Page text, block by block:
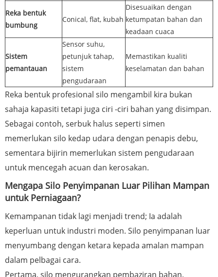
Reka bentuk
bumbung
Conical, flat, kubah
Disesuaikan dengan
ketumpatan bahan dan
keadaan cuaca
Sistem
pemantauan
Sensor suhu,
petunjuk tahap,
sistem
pengudaraan
Memastikan kualiti
keselamatan dan bahan
Reka bentuk profesional silo mengambil kira bukan
sahaja kapasiti tetapi juga ciri -ciri bahan yang disimpan.
Sebagai contoh, serbuk halus seperti simen
memerlukan silo kedap udara dengan penapis debu,
sementara bijirin memerlukan sistem pengudaraan
untuk mencegah acuan dan kerosakan.
Mengapa Silo Penyimpanan Luar Pilihan Mampan
untuk Perniagaan?
Kemampanan tidak lagi menjadi trend; Ia adalah
keperluan untuk industri moden. Silo penyimpanan luar
menyumbang dengan ketara kepada amalan mampan
dalam pelbagai cara.
Pertama, silo mengurangkan pembaziran bahan.